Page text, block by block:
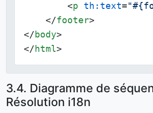
<p th:text=
</footer>
</ body>
</ html>
3.4. Diagramme de
Résolution i18n